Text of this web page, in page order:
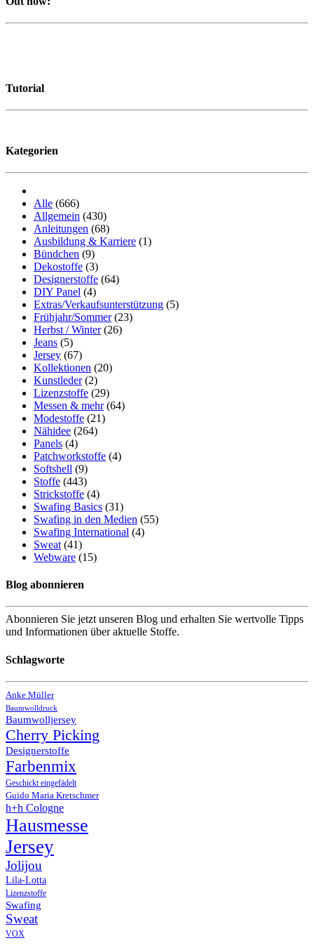
Tutorial
Kategorien
Alle (666)
Allgemein (430)
Anleitungen (68)
Ausbildung & Karriere (1)
Bündchen (9)
Dekostoffe (3)
Designerstoffe (64)
DIY Panel (4)
Extras/Verkaufsunterstützung (5)
Frühjahr/Sommer (23)
Herbst / Winter (26)
Jeans (5)
Jersey (67)
Kollektionen (20)
Kunstleder (2)
Lizenzstoffe (29)
Messen & mehr (64)
Modestoffe (21)
Nähidee (264)
Panels (4)
Patchworkstoffe (4)
Softshell (9)
Stoffe (443)
Strickstoffe (4)
Swafing Basics (31)
Swafing in den Medien (55)
Swafing International (4)
Sweat (41)
Webware (15)
Blog abonnieren
Abonnieren Sie jetzt unseren Blog und erhalten Sie wertvolle Tipps
und Informationen über aktuelle Stoffe.
Schlagworte
Anke Müller
Baumwolldruck
Baumwolljersey
Cherry Picking
Designerstoffe
Farbenmix
Geschickt eingefädelt
Guido Maria Kretschmer
h+h Cologne
Hausmesse
Jersey
Jolijou
Lila-Lotta
Lizenzstoffe
Swafing
Sweat
VOX